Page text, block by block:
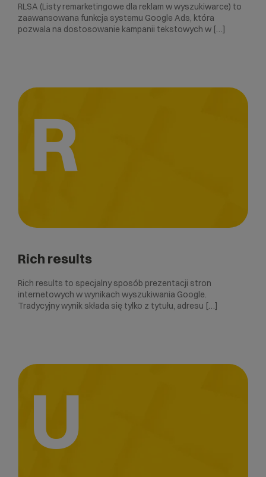
RLSA (Listy remarketingowe dla reklam w wyszukiwarce) to
zaawansowana funkcja systemu Google Ads, która
pozwala na dostosowanie kampanii tekstowych w […]
R
Rich results
Rich results to specjalny sposób prezentacji stron
internetowych w wynikach wyszukiwania Google.
Tradycyjny wynik składa się tylko z tytułu, adresu […]
U